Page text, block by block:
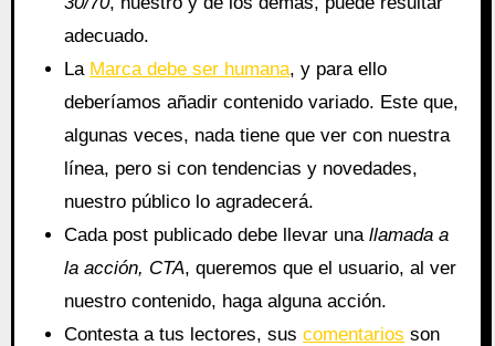
adecuado.
La Marca debe ser humana, y para ello
deberíamos añadir contenido variado. Este que,
algunas veces, nada tiene que ver con nuestra
línea, pero si con tendencias y novedades,
nuestro público lo agradecerá.
Cada post publicado debe llevar unallamada a
la acción, CTA, queremos que el usuario, al ver
nuestro contenido, haga alguna acción.
Contesta a tus lectores, suscomentarios son